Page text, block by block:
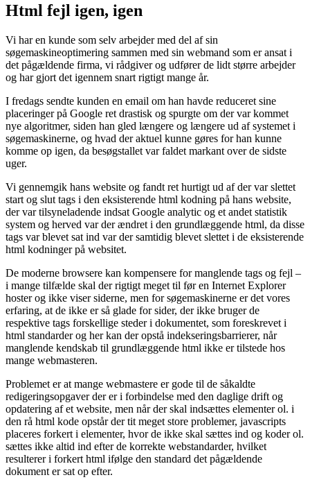
Html fejl igen, igen
Vi har en kunde som selv arbejder med del af sin
søgemaskineoptimering sammen med sin webmand som er ansat i
det pågældende firma, vi rådgiver og udfører de lidt større arbejder
og har gjort det igennem snart rigtigt mange år.
I fredags sendte kunden en email om han havde reduceret sine
placeringer på Google ret drastisk og spurgte om der var kommet
nye algoritmer, siden han gled længere og længere ud af systemet i
søgemaskinerne, og hvad der aktuel kunne gøres for han kunne
komme op igen, da besøgstallet var faldet markant over de sidste
uger.
Vi gennemgik hans website og fandt ret hurtigt ud af der var slettet
start og slut tags i den eksisterende html kodning på hans website,
der var tilsyneladende indsat Google analytic og et andet statistik
system og herved var der ændret i den grundlæggende html, da disse
tags var blevet sat ind var der samtidig blevet slettet i de eksisterende
html kodninger på websitet.
De moderne browsere kan kompensere for manglende tags og fejl –
i mange tilfælde skal der rigtigt meget til før en Internet Explorer
hoster og ikke viser siderne, men for søgemaskinerne er det vores
erfaring, at de ikke er så glade for sider, der ikke bruger de
respektive tags forskellige steder i dokumentet, som foreskrevet i
html standarder og her kan der opstå indekseringsbarrierer, når
manglende kendskab til grundlæggende html ikke er tilstede hos
mange webmasteren.
Problemet er at mange webmastere er gode til de såkaldte
redigeringsopgaver der er i forbindelse med den daglige drift og
opdatering af et website, men når der skal indsættes elementer ol. i
den rå html kode opstår der tit meget store problemer, javascripts
placeres forkert i elementer, hvor de ikke skal sættes ind og koder ol.
sættes ikke altid ind efter de korrekte webstandarder, hvilket
resulterer i forkert html ifølge den standard det pågældende
dokument er sat op efter.